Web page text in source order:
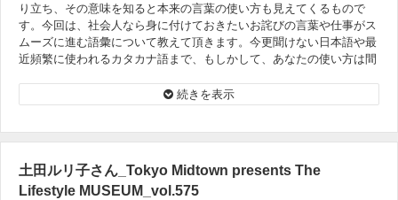
り立ち、その意味を知ると本来の言葉の使い方も見えてくるもので
す。今回は、社会人なら身に付けておきたいお詫びの言葉や仕事がス
ムーズに進む語彙について教えて頂きます。今更聞けない日本語や最
近頻繁に使われるカタカナ語まで、もしかして、あなたの使い方は間
続きを表示
土田ルリ子さん_Tokyo Midtown presents The
Lifestyle MUSEUM_vol.575